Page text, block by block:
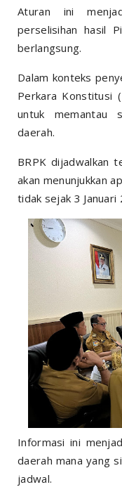
Aturan ini
perselisihan hasil
berlangsung.
Dalam konteks
Perkara Konstitusi
untuk memantau
daerah.
BRPK dijadwalkan
akan menunjukkan
tidak sejak 3 Januari
Informasi ini
daerah mana yang
jadwal.